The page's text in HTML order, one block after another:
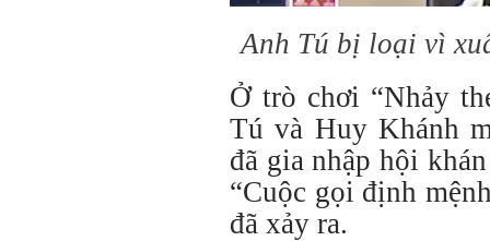
Anh Tú bị loại vì
Ở trò chơi “Nhảy
Tú và Huy Khánh
đã gia nhập hội
“Cuộc gọi định
đã xảy ra.